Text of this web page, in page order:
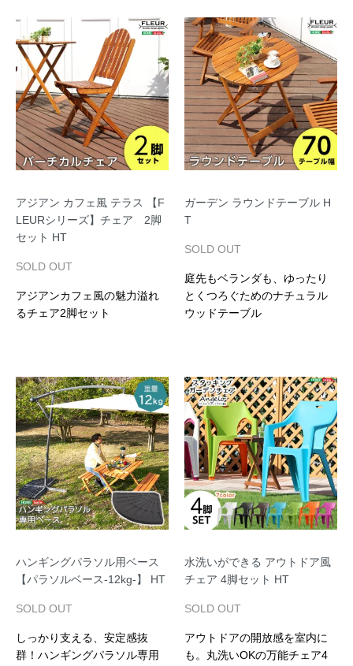
アジアン カフェ風 テラス 【F
LEURシリーズ】チェア 2脚
セット HT
SOLD OUT
アジアンカフェ風の魅力溢れ
るチェア2脚セット
ガーデン ラウンドテーブル H
T
SOLD OUT
庭先もベランダも、ゆったり
とくつろぐためのナチュラル
ウッドテーブル
ハンギングパラソル用ベース
【パラソルベース-12kg-】 HT
SOLD OUT
しっかり支える、安定感抜
群！ハンギングパラソル専用
水洗いができる アウトドア風
チェア 4脚セット HT
SOLD OUT
アウトドアの開放感を室内に
も。丸洗いOKの万能チェア4